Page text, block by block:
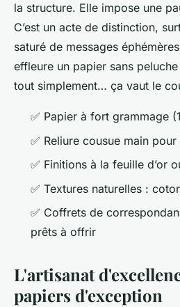
la structure. Elle impose une
C’est un acte de distinction,
saturé de messages
effleure un papier sans
tout simplement… ça vaut le
✅ Papier à fort grammage
✅ Reliure cousue main
✅ Finitions à la feuille d’or
✅ Textures naturelles :
✅ Coffrets de
prêts à offrir
L'artisanat
papiers d'exception